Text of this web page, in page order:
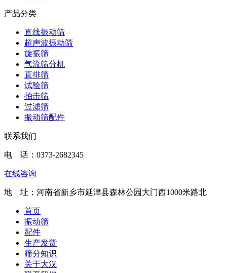
产品分类
直线振动筛
超声波振动筛
旋振筛
气流筛分机
直排筛
试验筛
拍击筛
过滤筛
振动筛配件
联系我们
电 话： 0373-2682345
在线咨询
地 址：河南省新乡市延津县森林公园大门西1000米路北
首页
振动筛
配件
生产发货
筛分知识
关于大汉